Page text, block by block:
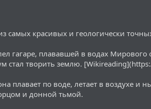
красивых и геологически
гагаре, плававшей в водах
стал творить землю.
плавает по воде, летает в воздухе и
и донной тьмой.